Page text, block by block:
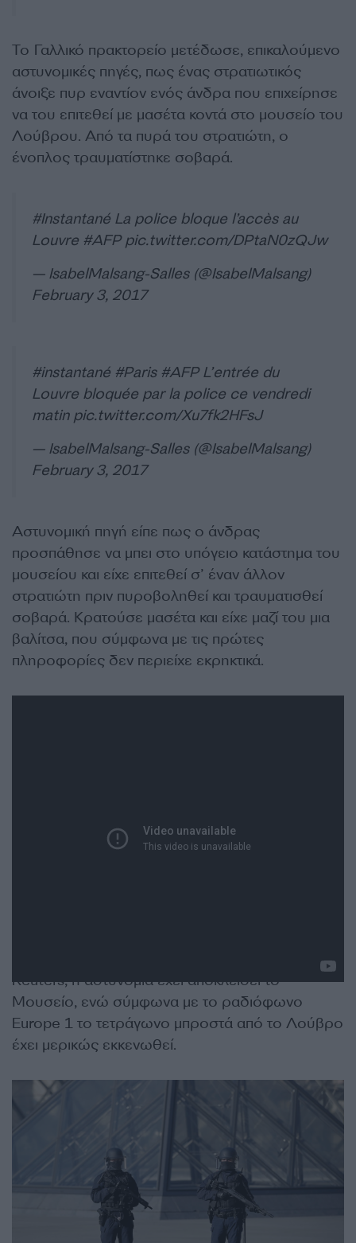
Το Γαλλικό πρακτορείο μετέδωσε, επικαλούμενο
αστυνομικές πηγές, πως ένας στρατιωτικός
άνοιξε πυρ εναντίον ενός άνδρα που επιχείρησε
να του επιτεθεί με μασέτα κοντά στο μουσείο του
Λούβρου. Από τα πυρά του στρατιώτη, ο
ένοπλος τραυματίστηκε σοβαρά.
#Instantané La police bloque l’accès au
Louvre #AFP pic.twitter.com/DPtaN0zQJw
— IsabelMalsang-Salles (@IsabelMalsang)
February 3, 2017
#instantané #Paris #AFPL’entrée du
Louvre bloquée par la police ce vendredi
matin pic.twitter.com/Xu7fk2HFsJ
— IsabelMalsang-Salles (@IsabelMalsang)
February 3, 2017
Αστυνομική πηγή είπε πως ο άνδρας
προσπάθησε να μπει στο υπόγειο κατάστημα του
μουσείου και είχε επιτεθεί σ’ έναν άλλον
στρατιώτη πριν πυροβοληθεί και τραυματισθεί
σοβαρά. Κρατούσε μασέτα και είχε μαζί του μια
βαλίτσα, που σύμφωνα με τις πρώτες
πληροφορίες δεν περιείχε εκρηκτικά.
Μετρό στο Λούβρο. Σύμφωνα με το πρακτορείο
Reuters, η αστυνομία έχει αποκλείσει το
Μουσείο, ενώ σύμφωνα με το ραδιόφωνο
Europe 1 το τετράγωνο μπροστά από το Λούβρο
έχει μερικώς εκκενωθεί.